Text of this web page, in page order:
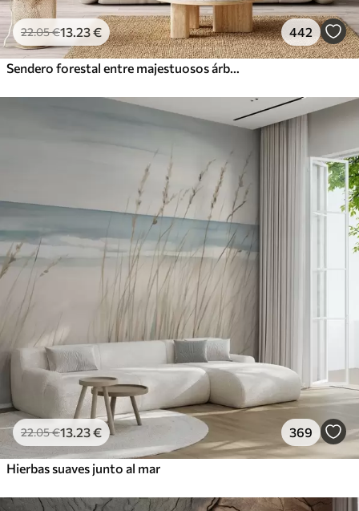
22.05€13 .23€ 442
22.05€13 .23€ 369
Hierbas suaves junto al mar